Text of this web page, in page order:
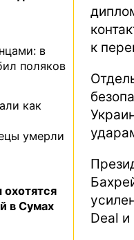
к
Deal
в
поляков
как
умерли
в Сумах